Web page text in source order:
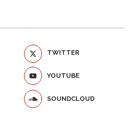
TWITTER
YOUTUBE
SOUNDCLOUD